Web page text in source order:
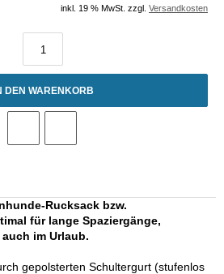
inkl. 19 % MwSt. zzgl. Versandkosten
DEN WARENKORB
Rucksack bzw.
für lange Spaziergänge,
im Urlaub.
gepolsterten Schultergurt (stufenlos